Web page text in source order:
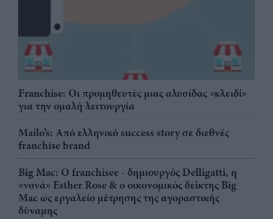
Franchise: Οι προμηθευτές μιας αλυσίδας «κλειδί»
για την ομαλή λειτουργία
Mailo’s: Από ελληνικό success story σε διεθνές
franchise brand
Big Mac: Ο franchisee - δημιουργός Delligatti, η
«νονά» Esther Rose & ο οικονομικός δείκτης Big
Mac ως εργαλείο μέτρησης της αγοραστικής
δύναμης